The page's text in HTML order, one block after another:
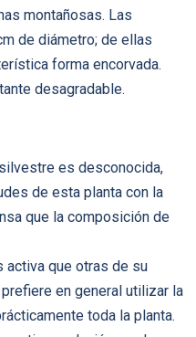
montañosas. Las
de diámetro; de ellas
forma encorvada.
desagradable.
es desconocida,
de esta planta con la
que la composición de
activa que otras de su
en general utilizar la
toda la planta.